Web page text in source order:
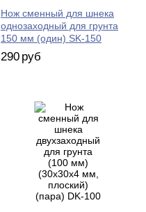
Нож сменный для шнека
однозаходный для грунта
150 мм (один) SK-150
290 руб